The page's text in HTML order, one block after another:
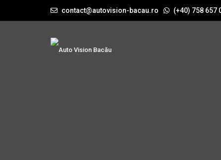
contact@autovision-bacau.ro (+40) 758 657